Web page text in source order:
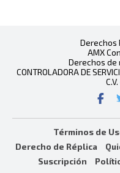
Derechos
AMX
Derechos de
CONTROLADORA DE
Términos de
Derecho de Réplica
Suscripción